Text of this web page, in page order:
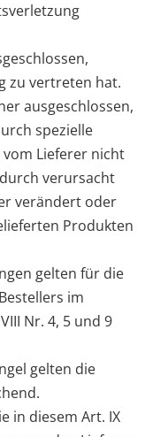
zu vertreten hat.
ausgeschlossen,
spezielle
Lieferer nicht
verursacht
verändert oder
Produkten
gelten für die
im
Nr. 4, 5 und 9
gelten die
in diesem Art. IX